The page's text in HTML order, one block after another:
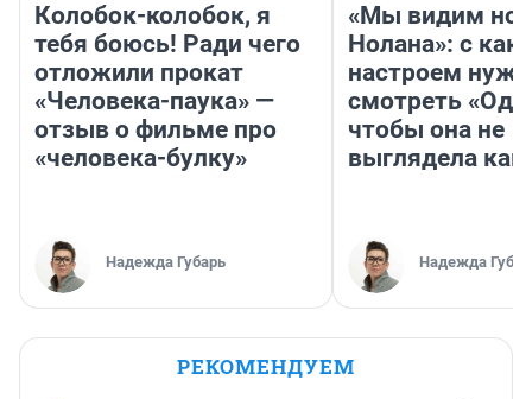
Колобок-колобок, я
тебя боюсь! Ради чего
отложили прокат
«Человека-паука» —
отзыв о фильме про
«человека-булку»
Надежда Губарь
«Мы видим
Нолана»: с
настроем
смотреть
чтобы она не
выглядела как
Надежда
РЕКОМЕНДУЕМ